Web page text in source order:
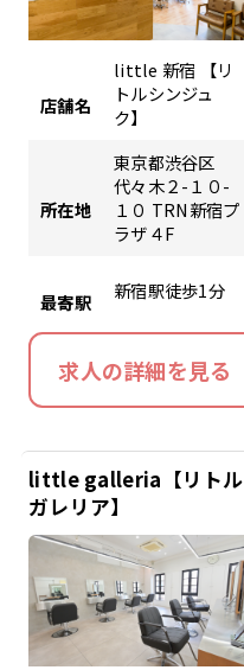
店舗名
little 新宿 【リ
トルシンジュ
ク】
所在地
東京都渋谷区
代々木２-１０-
１０ TRN新宿プ
ラザ４F
最寄駅 新宿駅徒歩1分
求人の詳細を見る
little galleria【リトル
ガレリア】